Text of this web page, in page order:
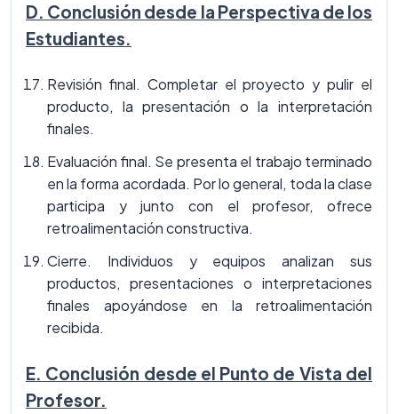
D. Conclusión desde la Perspectiva de los
Estudiantes.
Revisión final. Completar el proyecto y pulir el
producto, la presentación o la interpretación
finales.
Evaluación final. Se presenta el trabajo terminado
en la forma acordada. Por lo general, toda la clase
participa y junto con el profesor, ofrece
retroalimentación constructiva.
Cierre. Individuos y equipos analizan sus
productos, presentaciones o interpretaciones
finales apoyándose en la retroalimentación
recibida.
E. Conclusión desde el Punto de Vista del
Profesor.